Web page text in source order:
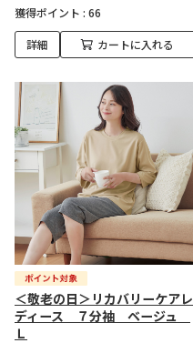
獲得ポイント : 66
詳細 カートに入れる
＜敬老の日＞リカバリーケアレ
ディース ７分袖 ベージュ
Ｌ